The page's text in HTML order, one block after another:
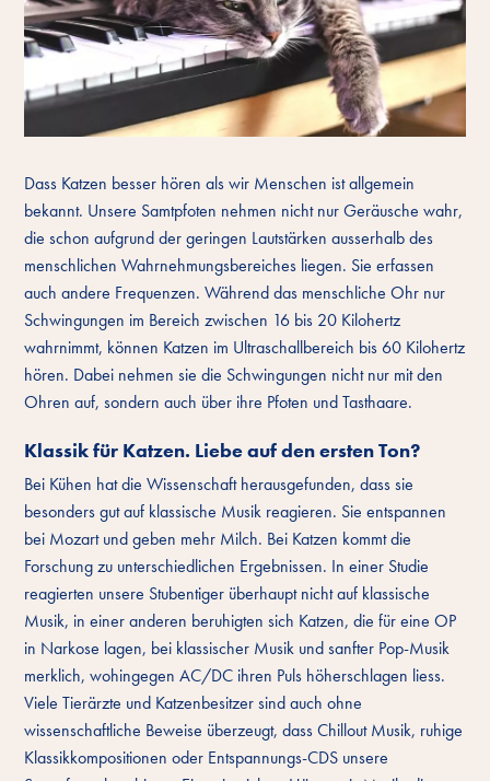
Dass Katzen besser hören als wir Menschen ist allgemein
bekannt. Unsere Samtpfoten nehmen nicht nur Geräusche wahr,
die schon aufgrund der geringen Lautstärken ausserhalb des
menschlichen Wahrnehmungsbereiches liegen. Sie erfassen
auch andere Frequenzen. Während das menschliche Ohr nur
Schwingungen im Bereich zwischen 16 bis 20 Kilohertz
wahrnimmt, können Katzen im Ultraschallbereich bis 60 Kilohertz
hören. Dabei nehmen sie die Schwingungen nicht nur mit den
Ohren auf, sondern auch über ihre Pfoten und Tasthaare.
Klassik für Katzen. Liebe auf den ersten Ton?
Bei Kühen hat die Wissenschaft herausgefunden, dass sie
besonders gut auf klassische Musik reagieren. Sie entspannen
bei Mozart und geben mehr Milch. Bei Katzen kommt die
Forschung zu unterschiedlichen Ergebnissen. In einer Studie
reagierten unsere Stubentiger überhaupt nicht auf klassische
Musik, in einer anderen beruhigten sich Katzen, die für eine OP
in Narkose lagen, bei klassischer Musik und sanfter Pop-Musik
merklich, wohingegen AC/DC ihren Puls höherschlagen liess.
Viele Tierärzte und Katzenbesitzer sind auch ohne
wissenschaftliche Beweise überzeugt, dass Chillout Musik, ruhige
Klassikkompositionen oder Entspannungs-CDS unsere